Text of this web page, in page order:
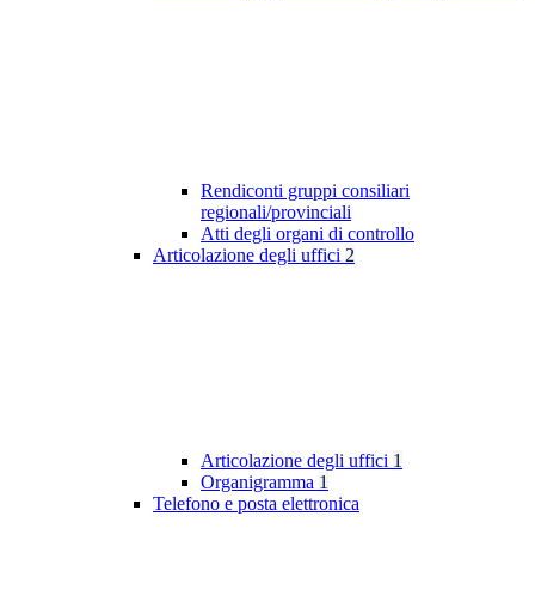
Rendiconti gruppi consiliari
regionali/provinciali
Atti degli organi di controllo
Articolazione degli uffici 2
Articolazione degli uffici 1
Organigramma 1
Telefono e posta elettronica